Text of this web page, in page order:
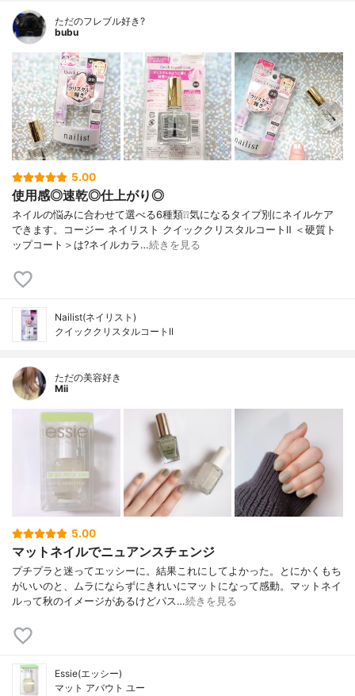
ただのフレブル好き?
bubu
5.00
使用感◎速乾◎仕上がり◎
ネイルの悩みに合わせて選べる6種類❕❕気になるタイプ別にネイルケア
できます。コージー ネイリスト クイッククリスタルコートⅡ ＜硬質ト
ップコート＞は?ネイルカラ…続きを見る
Nailist(ネイリスト)
クイッククリスタルコートII
ただの美容好き
Mii
5.00
マットネイルでニュアンスチェンジ
プチプラと迷ってエッシーに。結果これにしてよかった。とにかくもち
がいいのと、ムラにならずにきれいにマットになって感動。マットネイ
ルって秋のイメージがあるけどパス…続きを見る
Essie(エッシー)
マット アバウト ユー